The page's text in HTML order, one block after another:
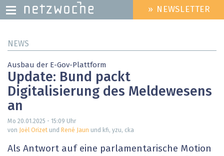
zum
HEADER
MENU
» NEWSLETTER
NEWS
Ausbau der E-Gov-Plattform
Update: Bund packt
Digitalisierung des Meldewesens
an
Mo 20.01.2025 - 15:09 Uhr
von
Joël Orizet und René Jaun und kfi, yzu, cka
Als Antwort auf eine parlamentarische Motion